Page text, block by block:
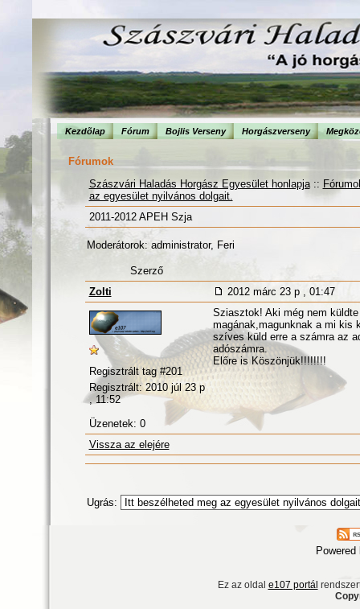
Kezdõlap Fórum Bojlis Verseny Horgászverseny
Fórumok
Szászvári Haladás Horgász Egyesület honlapja::
az egyesület nyilvános dolgait.
2011-2012 APEH Szja
Moderátorok: administrator, Feri
Szerző
Zolti
2012 márc 23 p , 01:47
Regisztrált tag #201
Regisztrált: 2010 júl 23 p
, 11:52
Üzenetek: 0
Sziasztok! Aki még nem
magának,magunknak a mi kis
szíves küld erre a számra az
adószámra.
Előre is Köszönjük!!!!!!!!
Vissza az elejére
Ugrás:
Ez az oldal e107 portál